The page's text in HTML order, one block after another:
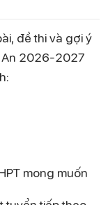
đề thi và gợi ý
An 2026-2027
mong muốn